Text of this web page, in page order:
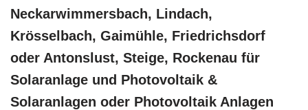
Neckarwimmersbach, Lindach,
Krösselbach, Gaimühle, Friedrichsdorf
oder Antonslust, Steige, Rockenau für
Solaranlage und Photovoltaik &
Solaranlagen oder Photovoltaik Anlagen